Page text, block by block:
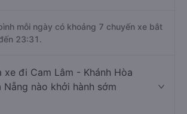
mỗi ngày có khoảng 7 chuyến xe bắt
23:31.
xe đi Cam Lâm - Khánh Hòa
nào khởi hành sớm